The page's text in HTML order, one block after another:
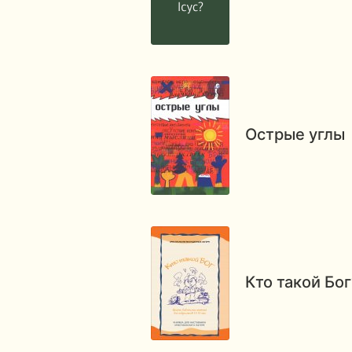
Острые углы
Кто такой